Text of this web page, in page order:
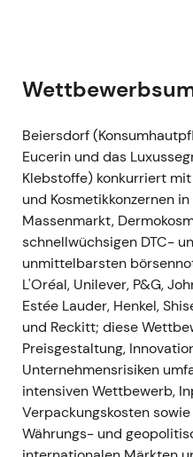
Rekordkonzernumsatz
Unternehmen
schnellsten wachsende
Jahr 2023;
+43 %)[24],[25],[26]. -
beschleunigte sich — die
profitablen,
Wachstumsgeschichte;
sowohl das Wachstum
Kapitalrückflüsse. -
Allzeithochs / erweiterte
18. Juni 2024 (Capital
Markets Day:
mittelfristige Ziele und
Thiamidol, Derma-Fokus,
bekräftigte den
Beiersdorf
Eucerin und das
Klebstoffe) konkurriert
und Kosmetikkonzernen
Massenmarkt,
schnellwüchsigen DTC-
unmittelbarsten
L'Oréal, Unilever, P&G,
Estée Lauder, Henkel,
und Reckitt; diese
Preisgestaltung,
Unternehmensrisiken
intensiven Wettbewerb,
Verpackungskosten
Währungs- und